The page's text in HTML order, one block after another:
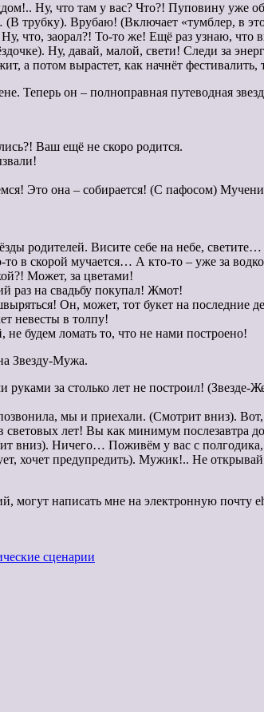
Ну, что там у вас? Что?! Пуповину уже
трубку). Врубаю! (Включает «тумблер, в
что, заорал?! То-то же! Ещё раз узнаю,
Ну, давай, малой, свети! Следи за
а потом вырастет, как начнёт фестивалить,
Теперь он – полноправная путеводная
Ваш ещё не скоро родится.
Это она – собирается! (С пафосом)
родителей. Висите себе на небе, светите…
в скорой мучается… А кто-то – уже за
Может, за цветами!
на свадьбу покупал! Жмот!
Он, может, тот букет на последние
невесты в толпу!
будем ломать то, что не нами построено!
Звезду-Мужа.
за столько лет не построил! (Звезде-
мы и приехали. (Смотрит вниз).
лет! Вы как минимум послезавтра
Ничего… Поживём у вас с полгодика,
хочет предупредить). Мужик!.. Не
могут написать мне на электронную почту
сценарии